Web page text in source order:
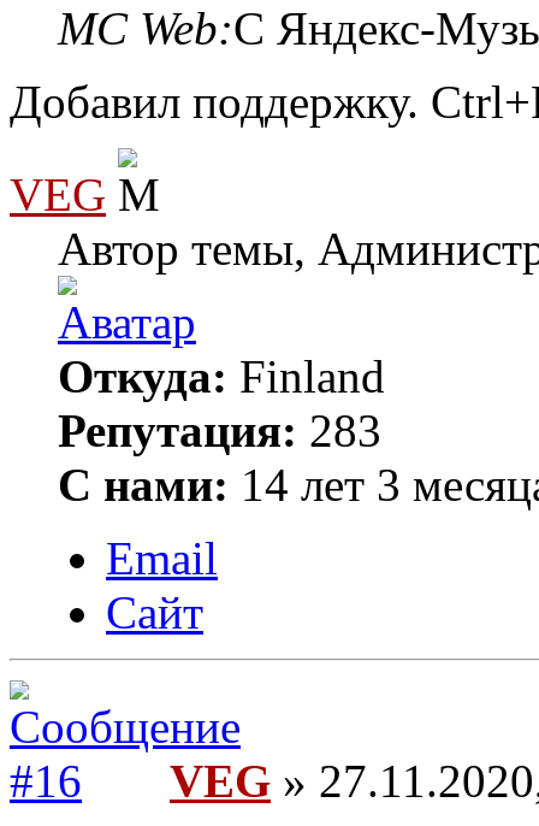
MC Web:С Яндекс-
Добавил поддержку.
VEG
Автор темы,
Откуда: Finland
Репутация: 283
С нами: 14 лет 3
Email
Сайт
VEG »